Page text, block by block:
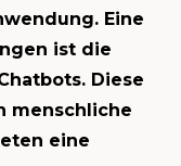
Eine
ist die
Diese
menschliche
eine